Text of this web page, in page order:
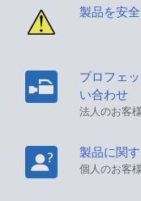
製品を安
プロフェ
い合わせ
法人のお客
製品に関
個人のお客